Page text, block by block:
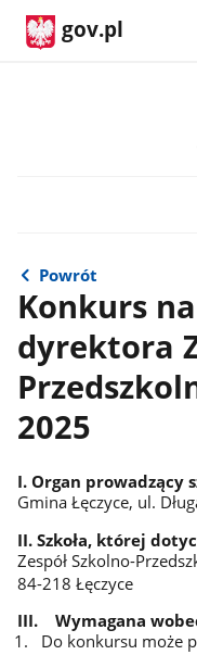
gov.pl
Powrót
Konkurs
dyrektora
2025
I. Organ prowadzący
Gmina Łęczyce, ul.
II. Szkoła, której
Zespół Szkolno-
84-218 Łęczyce
III. Wymagana
Do konkursu może